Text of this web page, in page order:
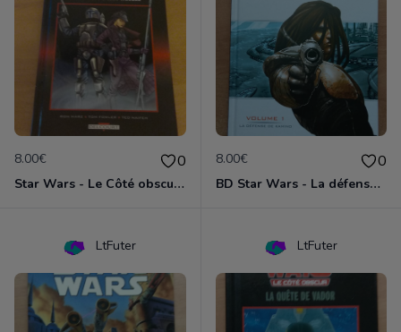
8.00€ 0
Star Wars - Le Côté obscur T01 - Jango Fett et Zam Wesell
8.00€ 0
BD Star Wars - La défense de Kamino (Clone Wars volume 1)
LtFuter LtFuter